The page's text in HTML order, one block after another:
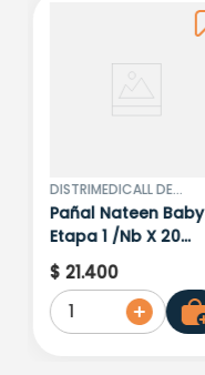
DISTRIMEDICALL DE
COLOMBIA S.A.S
Pañal Nateen Baby
Etapa 1 /Nb X 20
Unidades
$ 21.400
1